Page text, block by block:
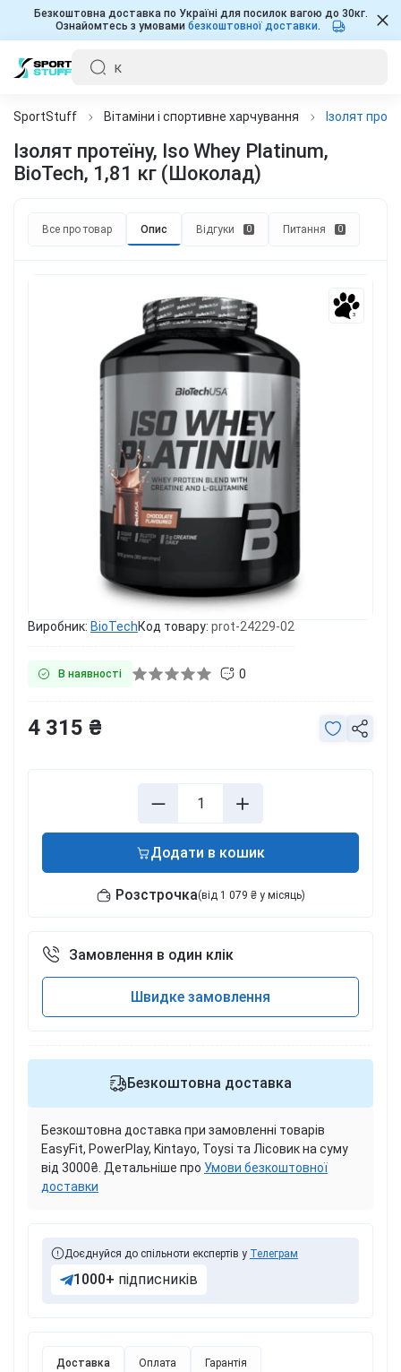
Безкоштовна доставка по Україні для посилок вагою до 30кг.
Ознайомтесь з умовами безкоштовної доставки.
SportStuff Вітаміни і спортивне харчування Ізолят
Ізолят протеїну, Iso Whey Platinum,
BioTech, 1,81 кг (Шоколад)
Все про товар Опис Відгуки 0 Питання 0
3
Виробник: BioTechКод товару: prot-24229-02
В наявності 0
Доставка Оплата Гарантія
4 315 ₴
Додати в кошик
Розстрочка(від 1 079 ₴ у місяць)
Замовлення в один клік
Швидке замовлення
Безкоштовна доставка
Безкоштовна доставка при замовленні товарів
EasyFit, PowerPlay, Kintayo, Toysi та Лісовик на суму
від 3000₴. Детальніше про Умови безкоштовної
доставки
Доєднуйся до спільноти експертів у Телеграм
1000+ підписників